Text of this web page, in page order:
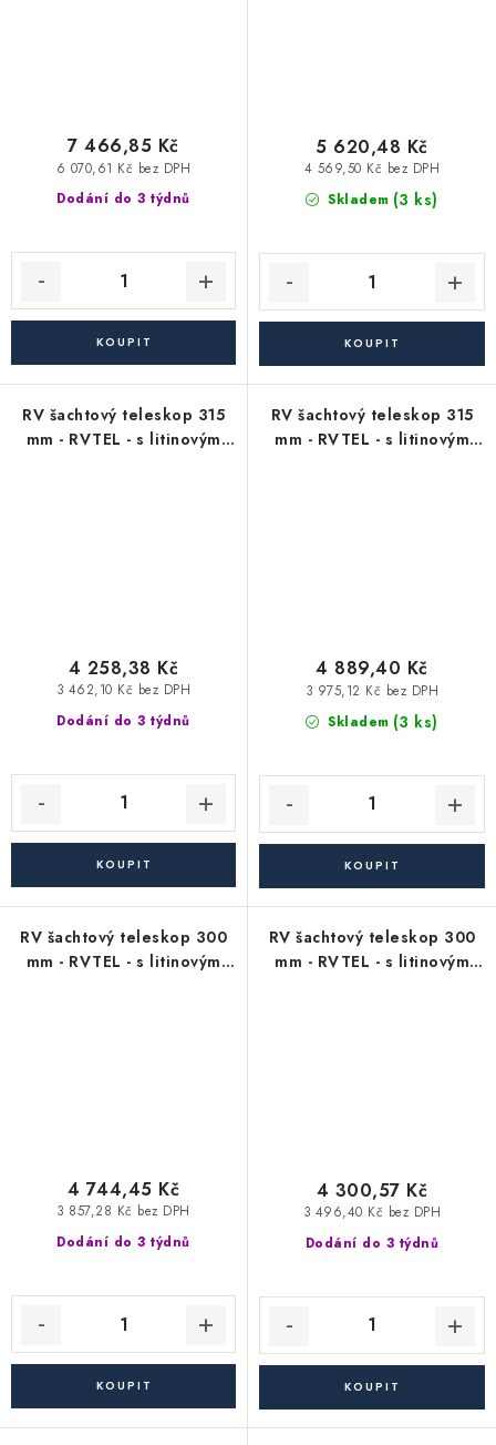
Dodání do 3 týdnů
6 070,61 Kč bez DPH
7 466,85 Kč
Skladem (3 ks)
4 569,50 Kč bez DPH
5 620,48 Kč
RV šachtový teleskop 315
mm - RVTEL - s litinovým
Dodání do 3 týdnů
3 462,10 Kč bez DPH
4 258,38 Kč
RV šachtový teleskop 315
mm - RVTEL - s litinovým
Skladem (3 ks)
3 975,12 Kč bez DPH
4 889,40 Kč
RV šachtový teleskop 300
mm - RVTEL - s litinovým
Dodání do 3 týdnů
3 857,28 Kč bez DPH
4 744,45 Kč
RV šachtový teleskop 300
mm - RVTEL - s litinovým
Dodání do 3 týdnů
3 496,40 Kč bez DPH
4 300,57 Kč